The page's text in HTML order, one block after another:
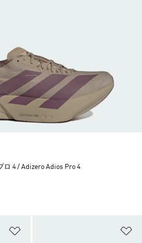
ロ 4 / Adizero Adios Pro 4